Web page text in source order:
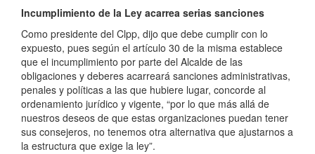
Incumplimiento de la Ley acarrea serias sanciones
Como presidente del Clpp, dijo que debe cumplir con lo
expuesto, pues según el artículo 30 de la misma establece
que el incumplimiento por parte del Alcalde de las
obligaciones y deberes acarreará sanciones administrativas,
penales y políticas a las que hubiere lugar, concorde al
ordenamiento jurídico y vigente, “por lo que más allá de
nuestros deseos de que estas organizaciones puedan tener
sus consejeros, no tenemos otra alternativa que ajustarnos a
la estructura que exige la ley”.